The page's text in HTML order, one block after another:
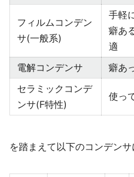
フィルムコンデン
サ(一般系)
手軽
癖あ
適
電解コンデンサ
癖あ
セラミックコンデ
ンサ(F特性)
使っ
を踏まえて以下のコンデンサ